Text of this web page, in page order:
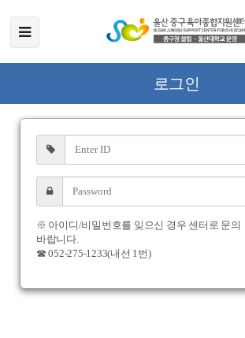
로그인
※ 아이디/비밀번호를 잊으신 경우 센터로 문의
바랍니다.
☎ 052-275-1233(내선 1번)